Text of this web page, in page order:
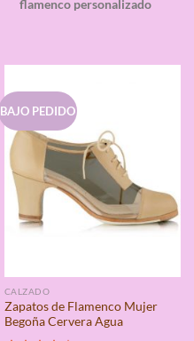
flamenco personalizado
BAJO PEDIDO
CALZADO
Zapatos de Flamenco Mujer
Begoña Cervera Agua